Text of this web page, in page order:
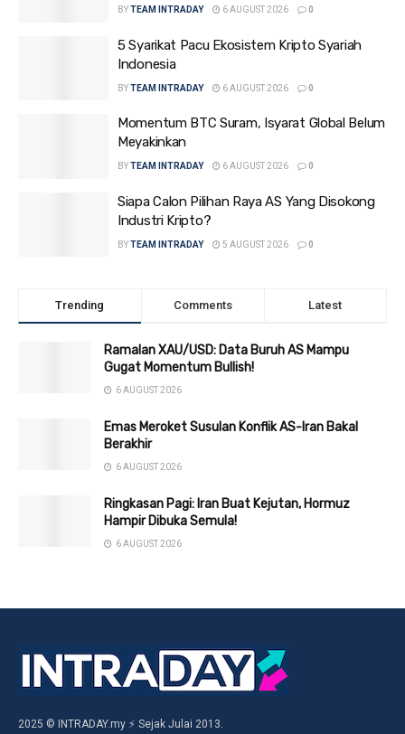
BYTEAM INTRADAY 6 AUGUST 2026 0
5 Syarikat Pacu Ekosistem Kripto Syariah
Indonesia
BYTEAM INTRADAY 6 AUGUST 2026 0
Momentum BTC Suram, Isyarat Global Belum
Meyakinkan
BYTEAM INTRADAY 6 AUGUST 2026 0
Siapa Calon Pilihan Raya AS Yang Disokong
Industri Kripto?
BYTEAM INTRADAY 5 AUGUST 2026 0
Trending Comments Latest
Ramalan XAU/USD: Data Buruh AS Mampu
Gugat Momentum Bullish!
6 AUGUST 2026
Emas Meroket Susulan Konflik AS-Iran Bakal
Berakhir
6 AUGUST 2026
Ringkasan Pagi: Iran Buat Kejutan, Hormuz
Hampir Dibuka Semula!
6 AUGUST 2026
2025 © INTRADAY.my ⚡ Sejak Julai 2013.